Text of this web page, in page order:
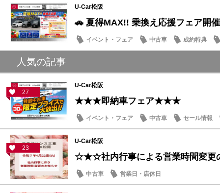
U-Car松阪
🚗 夏得MAX!! 乗換え応援フェア開
イベント・フェア 中古車 成約特典
人気の記事
27
U-Car松阪
★★★即納車フェア★★★
イベント・フェア 中古車 セール情報
23
U-Car松阪
☆★☆社内行事による営業時間変
中古車 営業日・店休日